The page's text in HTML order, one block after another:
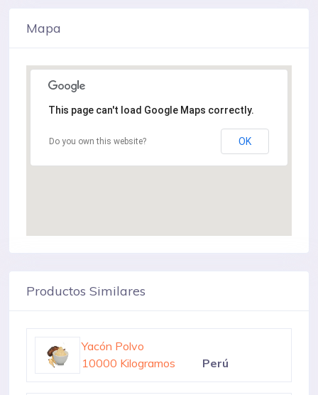
Mapa
This page can't load Google Maps correctly.
Do you own this website? OK
Productos Similares
Yacón
10000 Kilogramos
Colombia
Yacón Polvo